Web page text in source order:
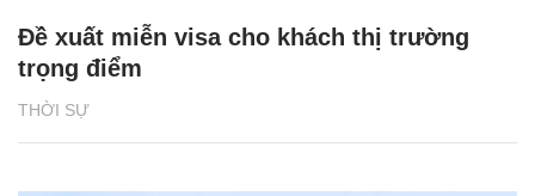
THỜI SỰ
Đề xuất miễn visa cho khách thị trường
trọng điểm